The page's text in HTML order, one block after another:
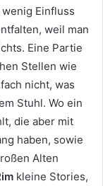
Einfluss
weil man
Eine Partie
Stellen wie
nicht, was
Stuhl. Wo ein
die aber mit
haben, sowie
Alten
kleine Stories,